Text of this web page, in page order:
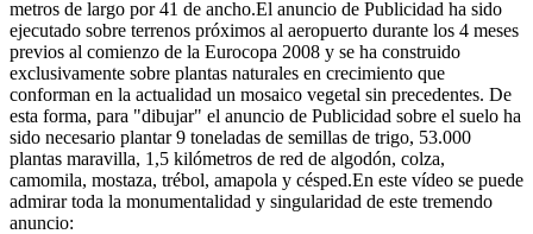
metros de largo por 41 de ancho.El anuncio de Publicidad ha sido
ejecutado sobre terrenos próximos al aeropuerto durante los 4 meses
previos al comienzo de la Eurocopa 2008 y se ha construido
exclusivamente sobre plantas naturales en crecimiento que
conforman en la actualidad un mosaico vegetal sin precedentes. De
esta forma, para "dibujar" el anuncio de Publicidad sobre el suelo ha
sido necesario plantar 9 toneladas de semillas de trigo, 53.000
plantas maravilla, 1,5 kilómetros de red de algodón, colza,
camomila, mostaza, trébol, amapola y césped.En este vídeo se puede
admirar toda la monumentalidad y singularidad de este tremendo
anuncio: